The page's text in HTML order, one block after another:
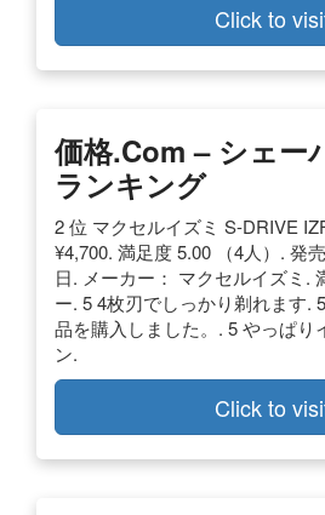
Click to
価格.com – シェー
ランキング
2 位 マクセルイズミ S-DRIVE
¥4,700. 満足度 5.00 （4人）. 発
日. メーカー： マクセルイズミ.
ー. 5 4枚刃でしっかり剃れます.
品を購入しました。. 5 やっぱり
ン.
Click to